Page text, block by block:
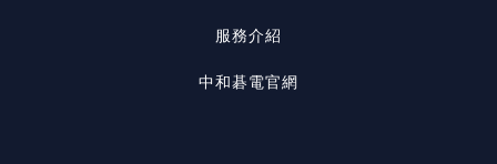
服務介紹
中和碁電官網